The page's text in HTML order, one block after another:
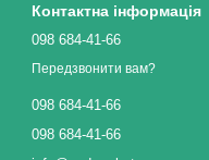
Контактна інформація
098 684-41-66
Передзвонити вам?
098 684-41-66
098 684-41-66